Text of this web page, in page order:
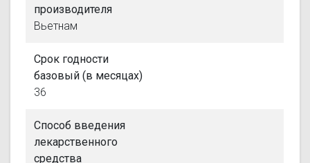
производителя
Вьетнам
Срок годности
базовый (в месяцах)
36
Способ введения
лекарственного
средства